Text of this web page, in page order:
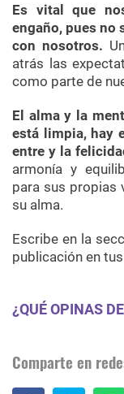
Es vital que
engaño, pues no
con nosotros.
atrás las
como parte de
El alma y la
está limpia, hay
entre y la
armonía y
para sus propias
su alma.
Escribe en la
publicación en
¿QUÉ OPINAS
Comparte en